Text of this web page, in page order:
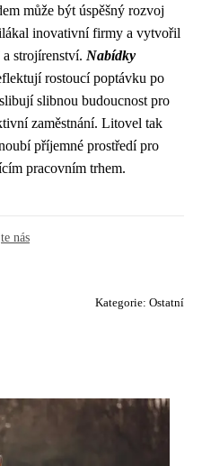
může být úspěšný rozvoj
inovativní firmy a vytvořil
strojírenství. Nabídky
rostoucí poptávku po
slibnou budoucnost pro
zaměstnání. Litovel tak
příjemné prostředí pro
pracovním trhem.
nás
Kategorie: Ostatní